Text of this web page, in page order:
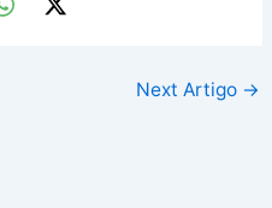
Next Artigo →